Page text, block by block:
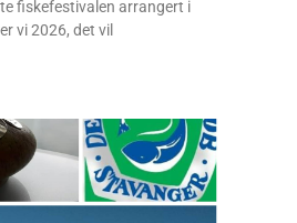
fiskefestivalen arrangert i
vi 2026, det vil